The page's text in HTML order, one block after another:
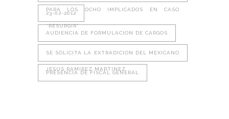
PARA LOS OCHO IMPLICADOS EN CASO
“RESURGIR”
23-02-2012
AUDIENCIA DE FORMULACION DE CARGOS
SE SOLICITA LA EXTRADICION DEL MEXICANO
JESUS RAMIREZ MARTINEZ
PRESENCIA DE FISCAL GENERAL